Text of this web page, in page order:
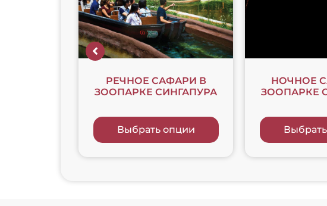
РЕЧНОЕ САФАРИ В
ЗООПАРКЕ СИНГАПУРА
Выбрать опции
НОЧНОЕ
ЗООПАРКЕ
Экскурсионный двухэтажный автобус (Hop-On Hop-Off)